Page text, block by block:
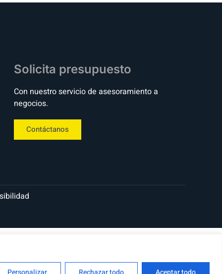
Solicita presupuesto
Con nuestro servicio de asesoramiento a
negocios.
Contáctanos